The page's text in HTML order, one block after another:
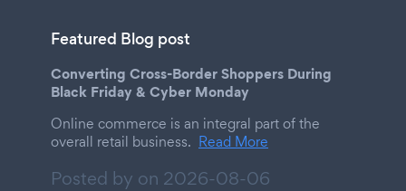
Featured Blog post
Converting Cross-Border Shoppers During
Black Friday & Cyber Monday
Online commerce is an integral part of the
overall retail business. Read More
Posted by on 2026-08-06